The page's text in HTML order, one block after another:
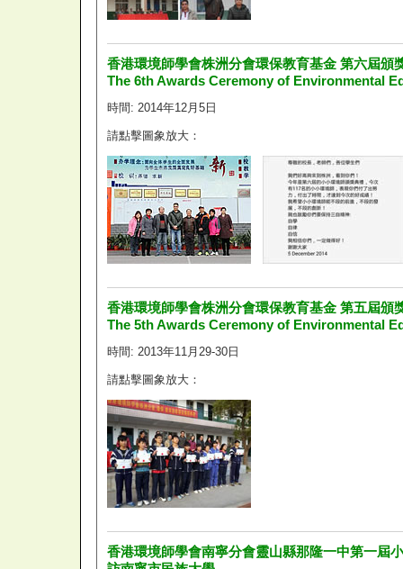
香港環境師學會株洲分會環保教育基金 第六屆頒
The 6th Awards Ceremony of Environmental
時間: 2014年12月5日
請點擊圖象放大：
香港環境師學會株洲分會環保教育基金 第五屆頒
The 5th Awards Ceremony of Environmental
時間: 2013年11月29-30日
請點擊圖象放大：
香港環境師學會南寧分會靈山縣那隆一中第一屆